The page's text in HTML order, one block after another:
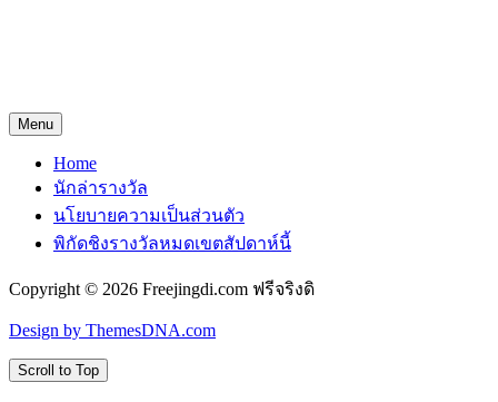
Menu
Home
นักล่ารางวัล
นโยบายความเป็นส่วนตัว
พิกัดชิงรางวัลหมดเขตสัปดาห์นี้
Copyright © 2026 Freejingdi.com ฟรีจริงดิ
Design by ThemesDNA.com
Scroll to Top